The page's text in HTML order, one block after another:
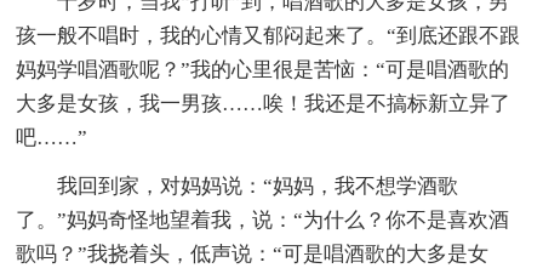
孩一般不唱时，我的心情又郁闷起来了。“到底还跟不跟
妈妈学唱酒歌呢？”我的心里很是苦恼：“可是唱酒歌的
大多是女孩，我一男孩……唉！我还是不搞标新立异了
吧……”
我回到家，对妈妈说：“妈妈，我不想学酒歌
了。”妈妈奇怪地望着我，说：“为什么？你不是喜欢酒
歌吗？”我挠着头，低声说：“可是唱酒歌的大多是女